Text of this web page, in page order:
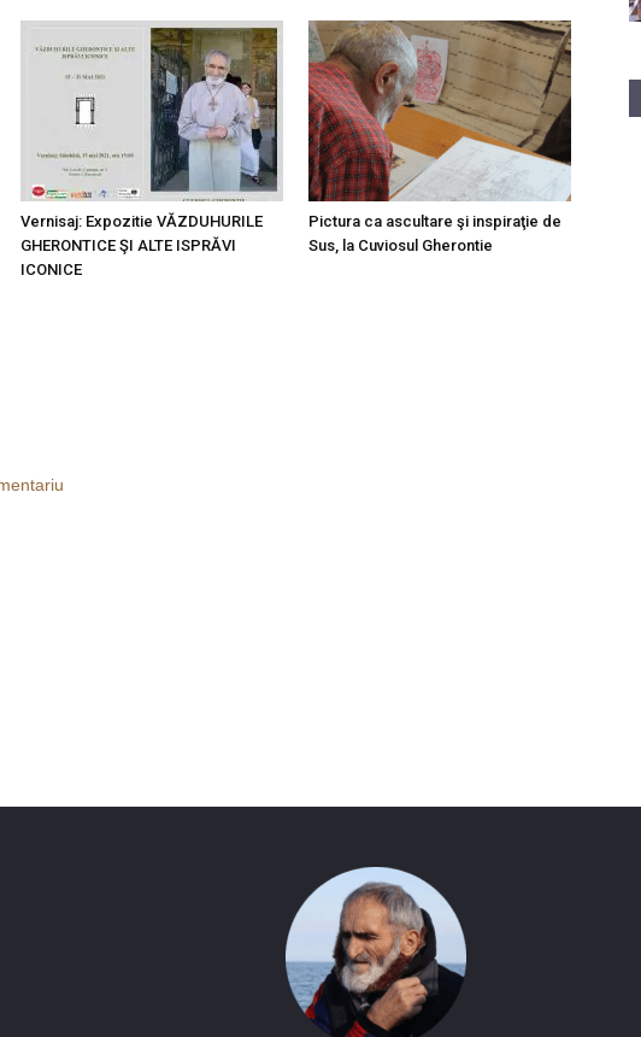
Vernisaj: Expozitie VĂZDUHURILE
GHERONTICE ŞI ALTE ISPRĂVI
ICONICE
Pictura ca ascultare şi inspiraţie de
Sus, la Cuviosul Gherontie